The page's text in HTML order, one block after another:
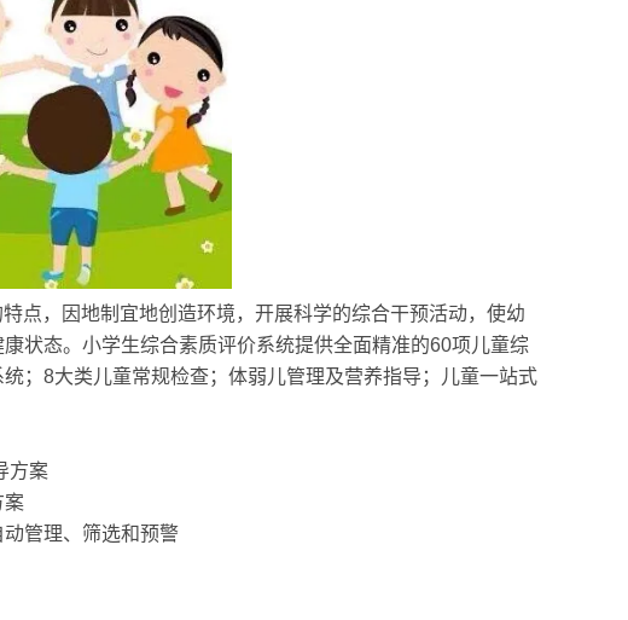
点，因地制宜地创造环境，开展科学的综合干预活动，使幼
状态。小学生综合素质评价系统提供全面精准的60项儿童综
；8大类儿童常规检查；体弱儿管理及营养指导；儿童一站式
方案
案
管理、筛选和预警